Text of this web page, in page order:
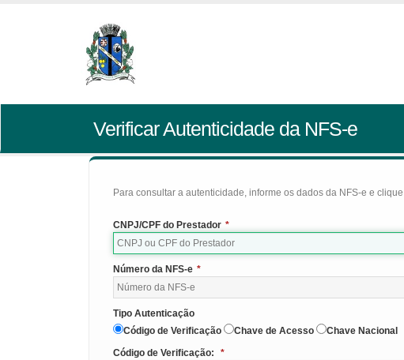
Verificar Autenticidade da NFS-e
Para consultar a autenticidade, informe os dados da NFS-e e
CNPJ/CPF do Prestador *
Número da NFS-e *
Tipo Autenticação
Código de Verificação
Chave de Acesso
Chave Nacional
Código de Verificação:
*